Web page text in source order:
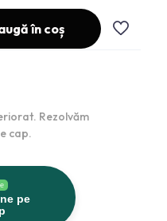
în coș
Rezolvăm
cap.
pe